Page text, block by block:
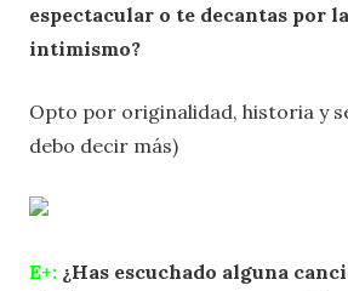
espectacular o te decantas por
intimismo?
Opto por originalidad, historia y
debo decir más)
E+: ¿Has escuchado alguna